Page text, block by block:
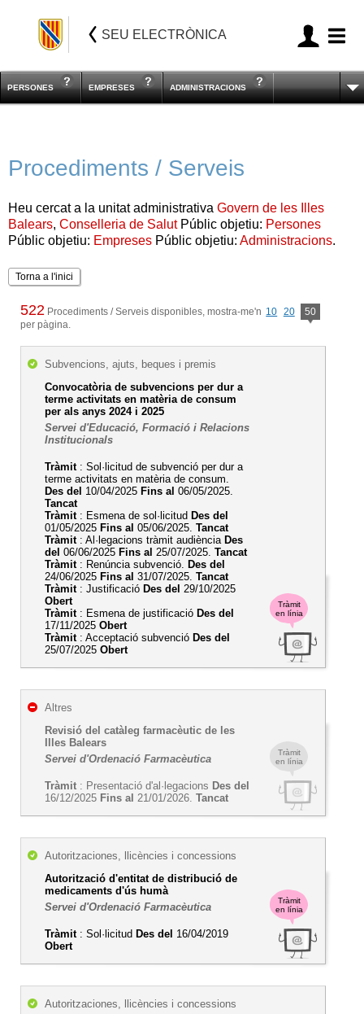
SEU ELECTRÒNICA
PERSONES EMPRESES ADMINISTRACIONS
Procediments / Serveis
Heu cercat a la unitat administrativa Govern de les Illes
Balears, Conselleria de SalutPúblic objetiu: Persones
Públic objetiu: Empreses Públic objetiu: Administracions.
Torna a l'inici
522 Procediments / Serveis disponibles, mostra-me'n 10 20
50
per pàgina.
Tràmit
en línia
Subvencions, ajuts, beques i premis
Convocatòria de subvencions per dur a
terme activitats en matèria de consum
per als anys 2024 i 2025
Servei d'Educació, Formació i Relacions
Institucionals
Tràmit: Sol·licitud de subvenció per dur a
terme activitats en matèria de consum.
Des del 10/04/2025 Fins al 06/05/2025.
Tancat
Tràmit: Esmena de sol·licitud Des del
01/05/2025 Fins al 05/06/2025. Tancat
Tràmit: Al·legacions tràmit audiència Des
del 06/06/2025 Fins al 25/07/2025. Tancat
Tràmit: Renúncia subvenció. Des del
24/06/2025 Fins al 31/07/2025. Tancat
Tràmit: Justificació Des del 29/10/2025
Obert
Tràmit: Esmena de justificació Des del
17/11/2025 Obert
Tràmit: Acceptació subvenció Des del
25/07/2025 Obert
Tràmit
en línia
Altres
Revisió del catàleg farmacèutic de les
Illes Balears
Servei d'Ordenació Farmacèutica
Tràmit : Presentació d'al·legacions Des del
16/12/2025 Fins al 21/01/2026. Tancat
Tràmit
en línia
Autoritzaciones, llicències i concessions
Autorització d'entitat de distribució de
medicaments d'ús humà
Servei d'Ordenació Farmacèutica
Tràmit: Sol·licitud Des del 16/04/2019
Obert
Autoritzaciones, llicències i concessions